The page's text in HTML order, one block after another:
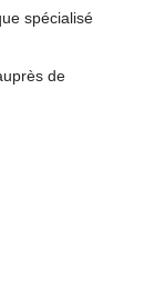
spécialisé
de